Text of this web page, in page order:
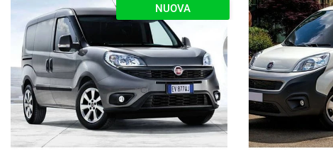
NUOVA
sul
funzionamento
di
questi
strumenti
di
tracciamento
si
rimanda
alla